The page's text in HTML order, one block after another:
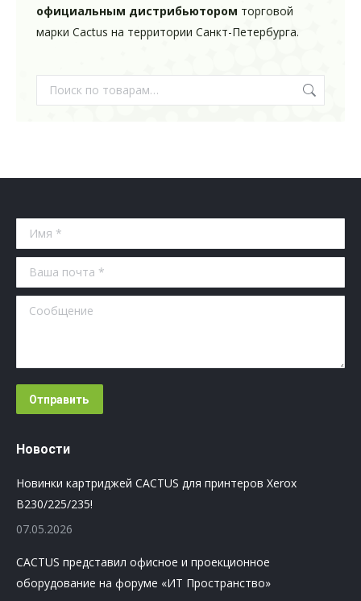
официальным дистрибьютором торговой
марки Cactus на территории Санкт-Петербурга.
Имя *
Ваша почта *
Сообщение
Отправить
Новости
Новинки картриджей CACTUS для принтеров Xerox
B230/225/235!
07.05.2026
CACTUS представил офисное и проекционное
оборудование на форуме «ИТ Пространство»